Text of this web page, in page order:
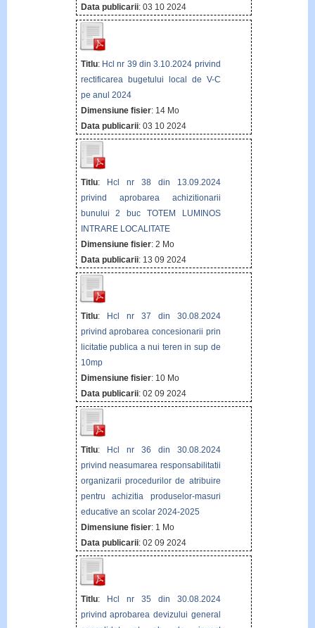
Data publicarii: 03 10 2024
Titlu: Hcl nr 39 din 3.10.2024 privind
rectificarea bugetului local de V-C
pe anul 2024
Dimensiune fisier: 14 Mo
Data publicarii: 03 10 2024
Titlu: Hcl nr 38 din 13.09.2024
privind aprobarea achizitionarii
bunului 2 buc TOTEM LUMINOS
INTRARE LOCALITATE
Dimensiune fisier: 2 Mo
Data publicarii: 13 09 2024
Titlu:
Hcl nr 37 din 30.08.2024
privind aprobarea concesionarii prin
licitatie publica a nui teren in sup de
10mp
Dimensiune fisier: 10 Mo
Data publicarii: 02 09 2024
Titlu:
Hcl nr 36 din 30.08.2024
privind neasumarea responsabilitatii
organizarii procedurilor de atribuire
pentru achizitia produselor-masuri
educative an scolar 2024-2025
Dimensiune fisier: 1 Mo
Data publicarii: 02 09 2024
Titlu:
Hcl nr 35 din 30.08.2024
privind aprobarea devizului general